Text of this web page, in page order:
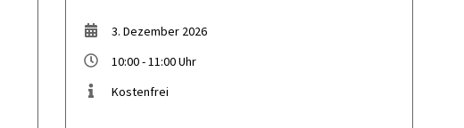
3. Dezember 2026
10:00 - 11:00 Uhr
Kostenfrei